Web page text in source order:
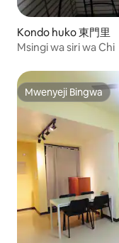
Kondo huko 東門里
Msingi wa siri wa Chi
Mwenyeji Bingwa
Mwenyeji Bingwa